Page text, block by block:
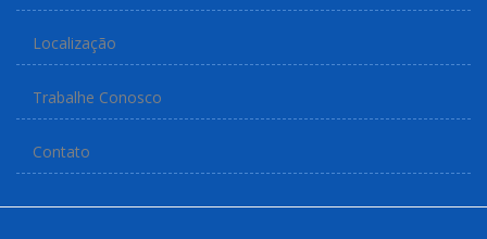
Localização
Trabalhe Conosco
Contato